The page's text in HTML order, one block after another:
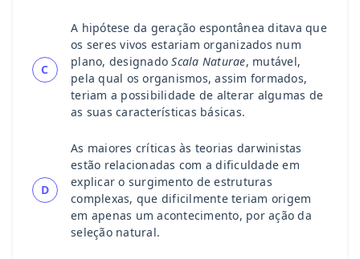
C
A hipótese da geração espontânea ditava que
os seres vivos estariam organizados num
plano, designadoScala Naturae, mutável,
pela qual os organismos, assim formados,
teriam a possibilidade de alterar algumas de
as suas características básicas.
D
As maiores críticas às teorias darwinistas
estão relacionadas com a dificuldade em
explicar o surgimento de estruturas
complexas, que dificilmente teriam origem
em apenas um acontecimento, por ação da
seleção natural.